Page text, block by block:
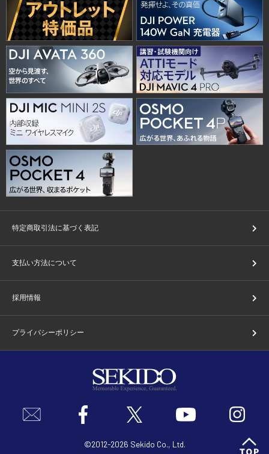
特定商取引法に基づく表記
支払い方法について
採用情報
プライバシーポリシー
©2012-2026 Sekido Co., Ltd.